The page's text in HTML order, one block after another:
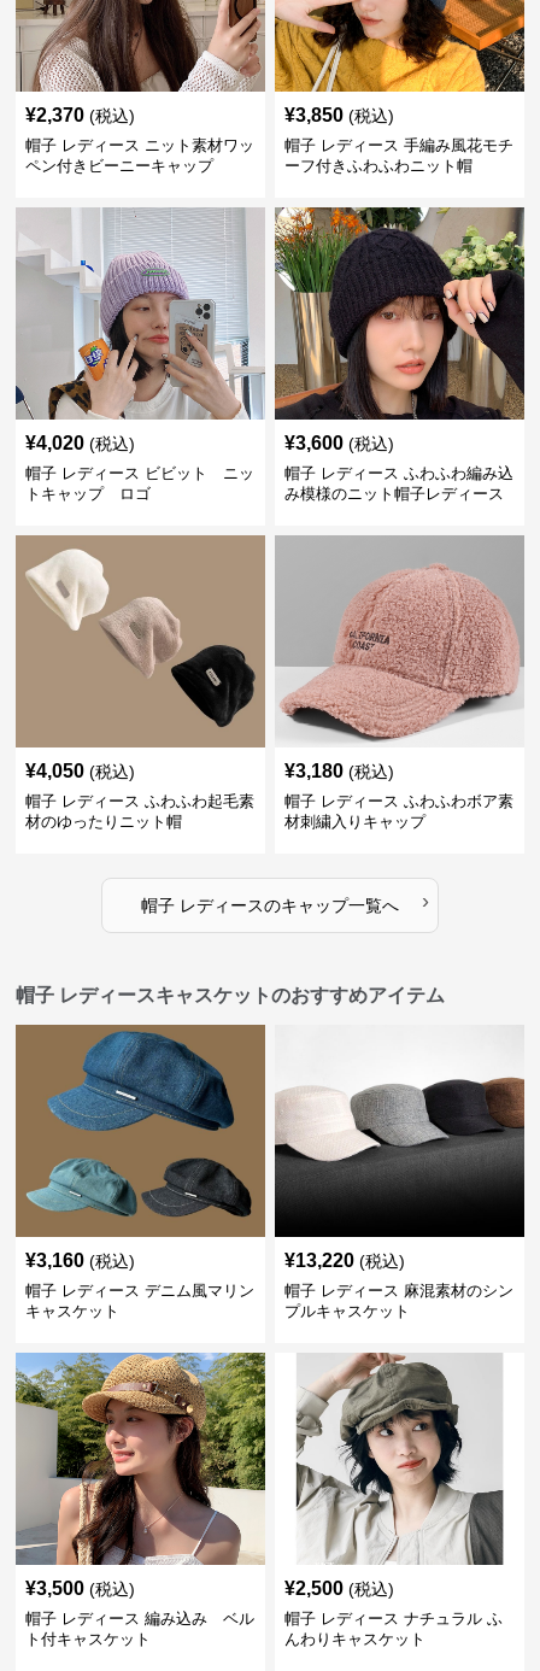
¥2,370 (税込)
帽子 レディース ニット素材ワッ
ペン付きビーニーキャップ
¥3,850 (税込)
帽子 レディース 手編み風花モチ
ーフ付きふわふわニット帽
¥4,020 (税込)
帽子 レディース ビビット ニッ
トキャップ ロゴ
¥3,600 (税込)
帽子 レディース ふわふわ編み込
み模様のニット帽子レディース
¥4,050 (税込)
帽子 レディース ふわふわ起毛素
材のゆったりニット帽
¥3,180 (税込)
帽子 レディース ふわふわボア素
材刺繍入りキャップ
帽子 レディースのキャップ一覧へ ›
帽子 レディースキャスケットのおすすめアイテム
¥3,160 (税込)
帽子 レディース デニム風マリン
キャスケット
¥13,220 (税込)
帽子 レディース 麻混素材のシン
プルキャスケット
¥3,500 (税込)
帽子 レディース 編み込み ベル
ト付キャスケット
¥2,500 (税込)
帽子 レディース ナチュラル ふ
んわりキャスケット